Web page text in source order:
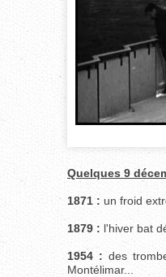
Quelques 9
1871 : un froid
1879 : l'hiver bat
1954 : des
Montélimar...